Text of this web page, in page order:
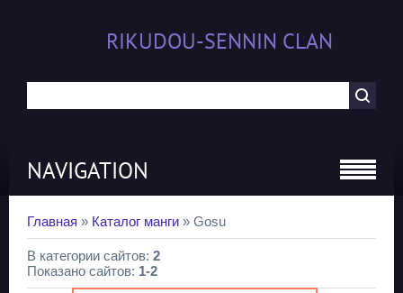
RIKUDOU-SENNIN CLAN
NAVIGATION
Главная » Каталог манги » Gosu
В категории сайтов: 2
Показано сайтов: 1-2